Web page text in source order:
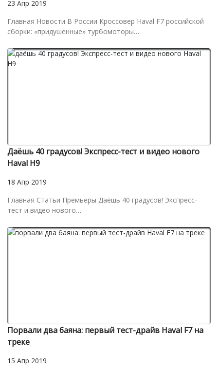
23 Апр 2019
Главная Новости В России Кроссовер Haval F7 российской
сборки: «придушенные» турбомоторы…
Даёшь 40 градусов! Экспресс-тест и видео нового
Haval H9
18 Апр 2019
Главная Статьи Премьеры Даёшь 40 градусов! Экспресс-
тест и видео нового…
Порвали два баяна: первый тест-драйв Haval F7 на
треке
15 Апр 2019